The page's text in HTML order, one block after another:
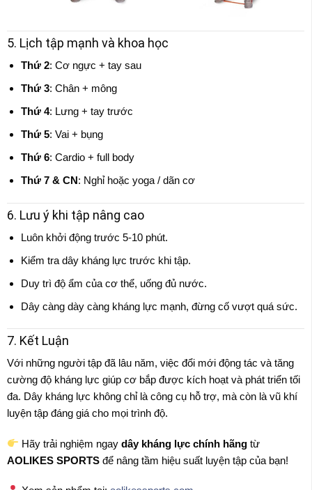
5. Lịch tập mạnh và khoa học
Thứ 2: Cơ ngực + tay sau
Thứ 3: Chân + mông
Thứ 4: Lưng + tay trước
Thứ 5: Vai + bụng
Thứ 6: Cardio + full body
Thứ 7 & CN: Nghỉ hoặc yoga / dãn cơ
6. Lưu ý khi tập nâng cao
Luôn khởi động trước 5-10 phút.
Kiểm tra dây kháng lực trước khi tập.
Duy trì độ ẩm của cơ thể, uống đủ nước.
Dây càng dày càng kháng lực mạnh, đừng cố vượt quá sức.
7. Kết Luận
Với những người tập đã lâu năm, việc đổi mới động tác và tăng
cường độ kháng lực giúp cơ bắp được kích hoạt và phát triển tối
đa. Dây kháng lực không chỉ là công cụ hỗ trợ, mà còn là vũ khí
luyện tập đáng giá cho mọi trình độ.
Hãy trải nghiệm ngaydây kháng lực chính hãng từ
AOLIKES SPORTS để nâng tầm hiệu suất luyện tập của bạn!